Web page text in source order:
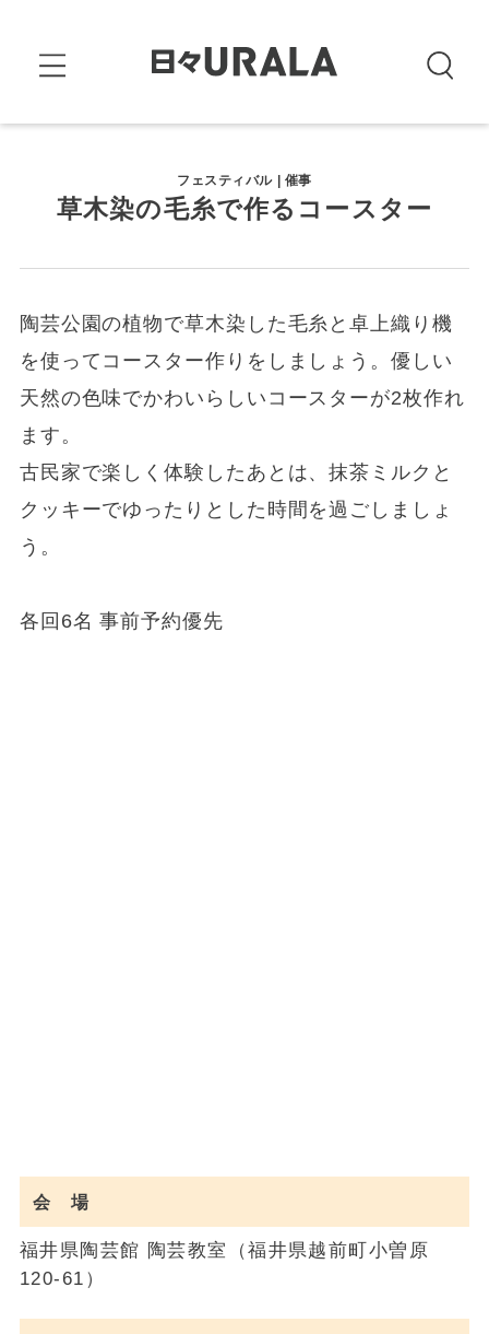
フェスティバル | 催事
草木染の毛糸で作るコースター
陶芸公園の植物で草木染した毛糸と卓上織り機
を使ってコースター作りをしましょう。優しい
天然の色味でかわいらしいコースターが2枚作れ
ます。
古民家で楽しく体験したあとは、抹茶ミルクと
クッキーでゆったりとした時間を過ごしましょ
う。
各回6名 事前予約優先
会 場
福井県陶芸館 陶芸教室（福井県越前町小曽原
120-61）